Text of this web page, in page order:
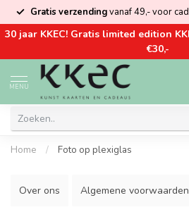
Gratis verzendingvanaf 49,- voor
30 jaar KKEC! Gratis limited edition
€30,-
MENU
Home / Foto op plexiglas
Over ons Algemene voorwaarden